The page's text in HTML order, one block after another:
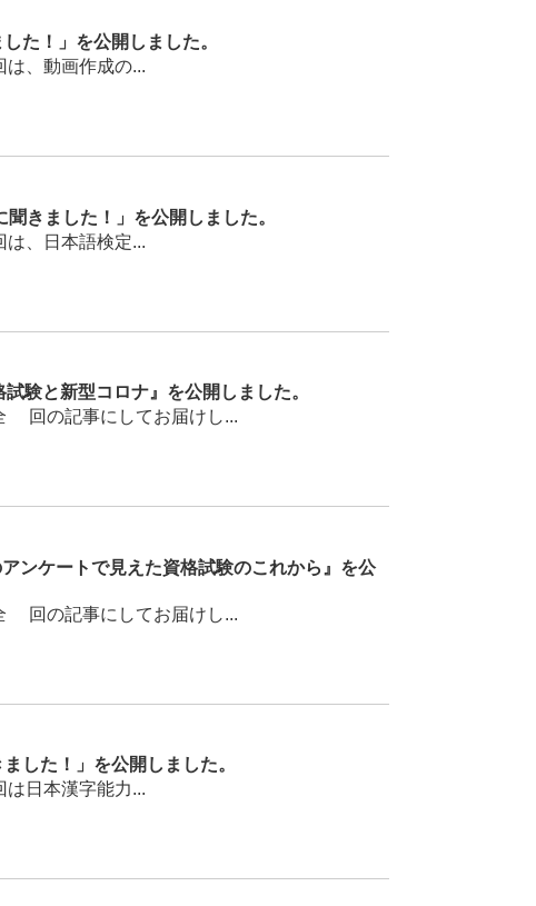
た！」を公開しました。
、動画作成の...
きました！」を公開しました。
、日本語検定...
と新型コロナ』を公開しました。
5回の記事にしてお届けし...
ケートで見えた資格試験のこれから』を公
5回の記事にしてお届けし...
した！」を公開しました。
日本漢字能力...